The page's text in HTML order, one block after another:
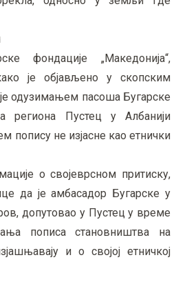
фондације „Македонија“,
је објављено у скопским
одузимањем пасоша Бугарске
региона Пустец у Албанији
попису не изјасне као етнички
о својеврсном притиску,
да је амбасадор Бугарске у
допутовао у Пустец у време
пописа становништва на
и о својој етничкој